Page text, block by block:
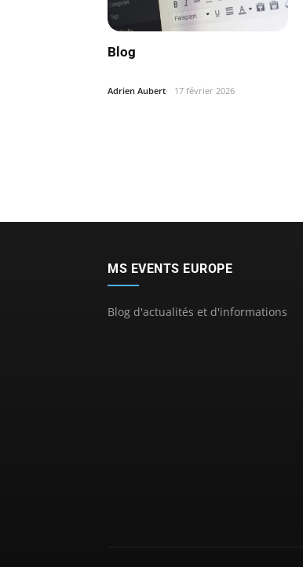
Blog
Adrien Aubert 17 février 2026
MS EVENTS EUROPE
Blog d'actualités et d'informations